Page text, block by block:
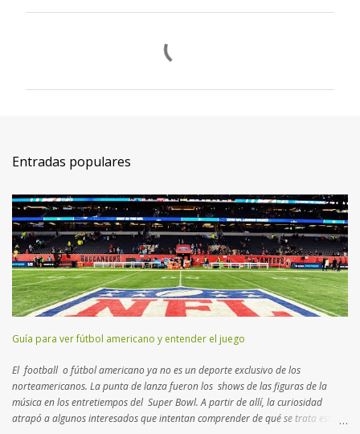
a
r
i
o
s
Entradas populares
Guía para ver fútbol americano y entender el juego
El football o fútbol americano ya no es un deporte exclusivo de los
norteamericanos. La punta de lanza fueron los shows de las figuras de la
música en los entretiempos del Super Bowl. A partir de allí, la curiosidad
atrapó a algunos interesados que intentan comprender de qué se trata esta